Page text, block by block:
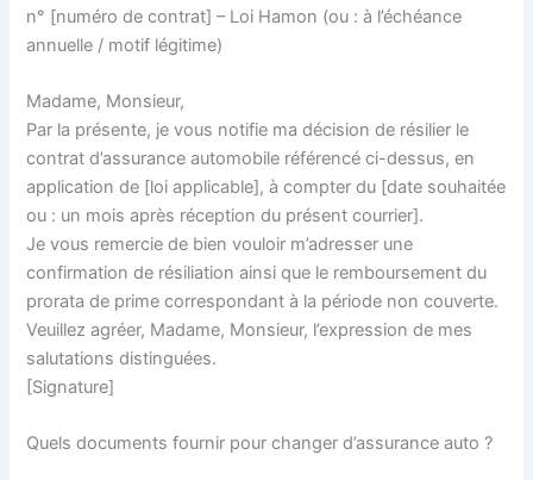
n° [numéro de contrat] – Loi Hamon (ou : à l’échéance
annuelle / motif légitime)
Madame, Monsieur,
Par la présente, je vous notifie ma décision de résilier le
contrat d’assurance automobile référencé ci-dessus, en
application de [loi applicable], à compter du [date souhaitée
ou : un mois après réception du présent courrier].
Je vous remercie de bien vouloir m’adresser une
confirmation de résiliation ainsi que le remboursement du
prorata de prime correspondant à la période non couverte.
Veuillez agréer, Madame, Monsieur, l’expression de mes
salutations distinguées.
[Signature]
Quels documents fournir pour changer d’assurance auto ?